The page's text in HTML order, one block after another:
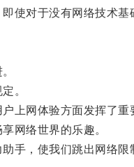
对于没有网络技术基
。
网体验方面发挥了重
网络世界的乐趣。
，使我们跳出网络限